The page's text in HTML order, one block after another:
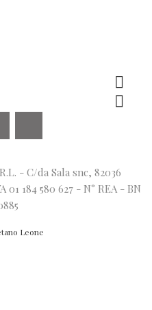


- C/da Sala snc, 82036
01 184 580 627 - N° REA - BN
Leone